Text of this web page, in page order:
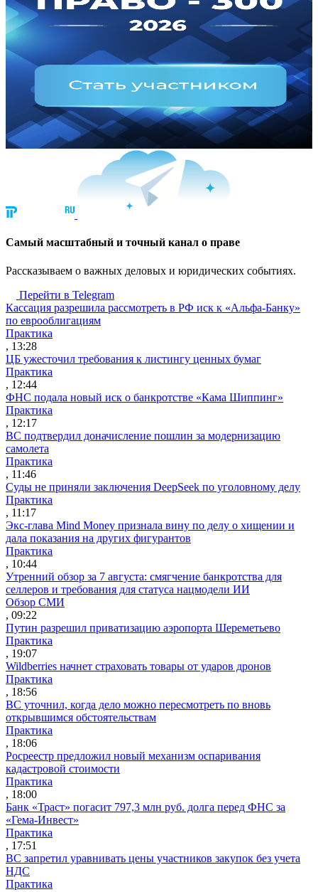
Cамый масштабный и точный канал о праве
Рассказываем о важных деловых и юридических событиях.
Перейти в Telegram
Кассация разрешила рассмотреть в РФ иск к «Альфа-Банку»
по еврооблигациям
Практика
, 13:28
ЦБ ужесточил требования к листингу ценных бумаг
Практика
, 12:44
ФНС подала новый иск о банкротстве «Кама Шиппинг»
Практика
, 12:17
ВС подтвердил доначисление пошлин за модернизацию
самолета
Практика
, 11:46
Суды не приняли заключения DeepSeek по уголовному делу
Практика
, 11:17
Экс-глава Mind Money признала вину по делу о хищении и
дала показания на других фигурантов
Практика
, 10:44
Утренний обзор за 7 августа: смягчение банкротства для
селлеров и требования для статуса нацмодели ИИ
Обзор СМИ
, 09:22
Путин разрешил приватизацию аэропорта Шереметьево
Практика
, 19:07
Wildberries начнет страховать товары от ударов дронов
Практика
, 18:56
ВС уточнил, когда дело можно пересмотреть по вновь
открывшимся обстоятельствам
Практика
, 18:06
Росреестр предложил новый механизм оспаривания
кадастровой стоимости
Практика
, 18:00
Банк «Траст» погасит 797,3 млн руб. долга перед ФНС за
«Гема-Инвест»
Практика
, 17:51
ВС запретил уравнивать цены участников закупок без учета
НДС
Практика